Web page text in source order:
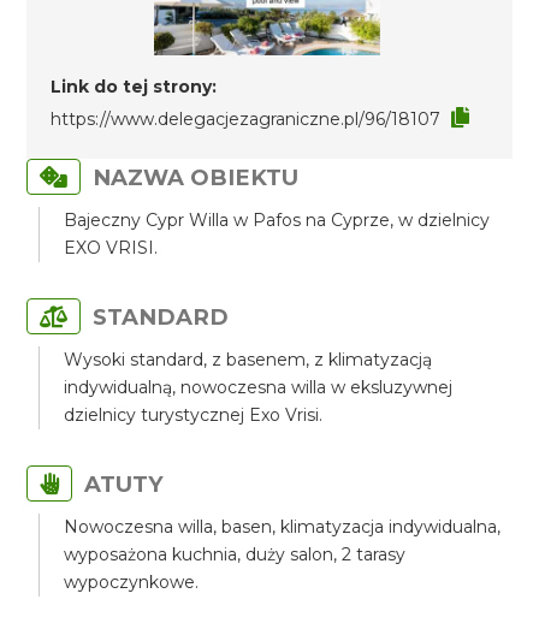
Link do tej strony:
https://www.delegacjezagraniczne.pl/96/18107
NAZWA OBIEKTU
Bajeczny Cypr Willa w Pafos na Cyprze, w dzielnicy
EXO VRISI.
STANDARD
Wysoki standard, z basenem, z klimatyzacją
indywidualną, nowoczesna willa w eksluzywnej
dzielnicy turystycznej Exo Vrisi.
ATUTY
Nowoczesna willa, basen, klimatyzacja indywidualna,
wyposażona kuchnia, duży salon, 2 tarasy
wypoczynkowe.